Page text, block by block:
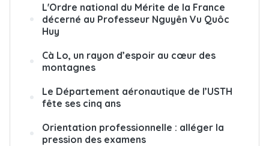
L'Ordre national du Mérite de la France
décerné au Professeur Nguyên Vu Quôc
Huy
Cà Lo, un rayon d’espoir au cœur des
montagnes
Le Département aéronautique de l’USTH
fête ses cinq ans
Orientation professionnelle : alléger la
pression des examens